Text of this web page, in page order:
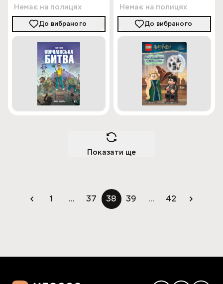
Немає на полицях
До вибраного
Немає на полицях
До вибраного
Показати ще
1 ... 37 38 39 ... 42